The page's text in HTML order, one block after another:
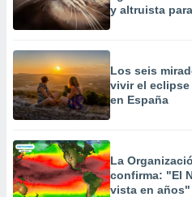
y altruista
Los seis
vivir el
en España
La
confirma: "El
vista en años"